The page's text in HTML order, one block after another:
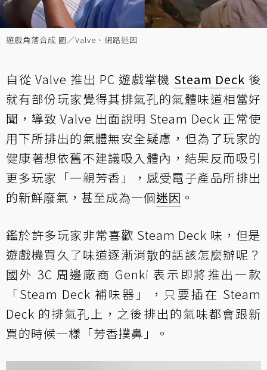
遊戲角落合成 圖／Valve、網路迷因
自從 Valve 推出 PC 遊戲掌機 Steam Deck 後
就有部份玩家覺得其排氣孔的氣體味道相當好
聞，導致 Valve 出面說明 Steam Deck 正常使
用下所排出的氣體無安全疑慮，但為了玩家的
健康著想依舊不建議吸入體內，結果反而吸引
更多玩家「一親芳香」，感受電子產品所排出
的新鮮廢氣，甚至成為一個迷因 。
鑑於許多玩家非常喜歡 Steam Deck 味，但是
遊戲機買久了味道逐漸消散的話該怎麼辦呢？
國外 3C 周邊廠商 Genki 表示即將推出一款
「Steam Deck 補味器」，只要插在 Steam
Deck 的排氣孔上，之後排出的氣味都會跟新
買的時候一樣「芳香撲鼻」。